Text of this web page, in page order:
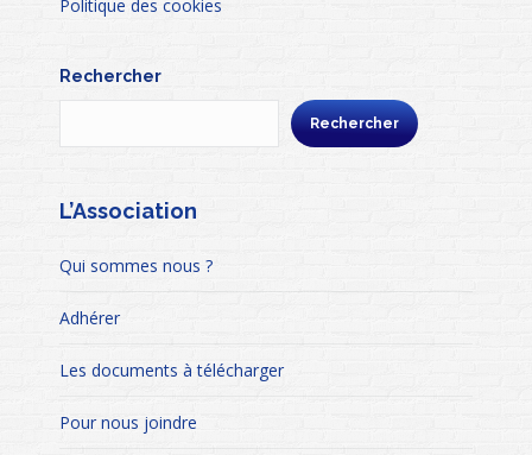
Politique des cookies
Rechercher
Rechercher
L’Association
Qui sommes nous ?
Adhérer
Les documents à télécharger
Pour nous joindre